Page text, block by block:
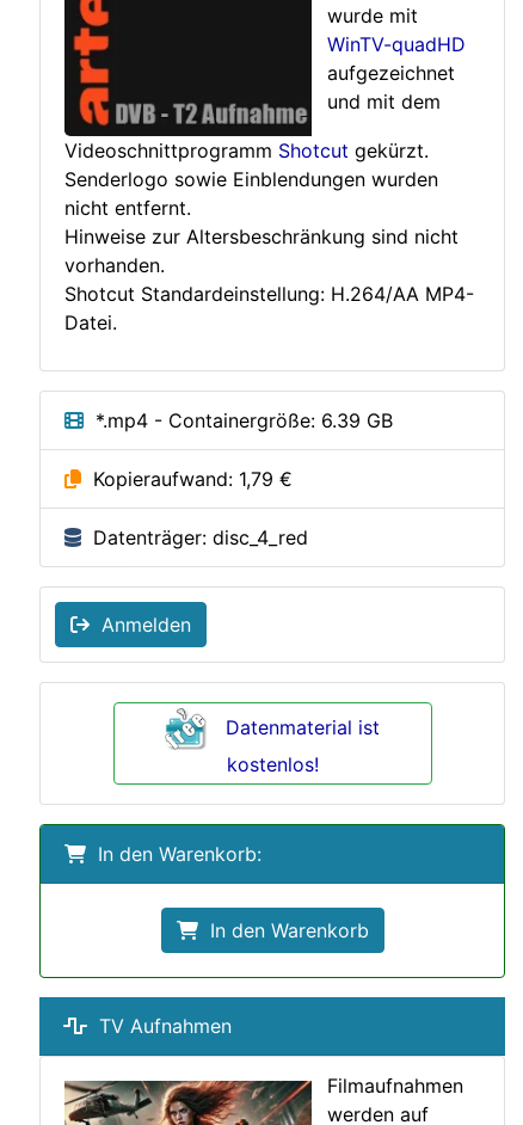
wurde mit
WinTV-quadHD
aufgezeichnet
und mit dem
Videoschnittprogramm Shotcut gekürzt.
Senderlogo sowie Einblendungen wurden
nicht entfernt.
Hinweise zur Altersbeschränkung sind nicht
vorhanden.
Shotcut Standardeinstellung: H.264/AA MP4-
Datei.
*.mp4 - Containergröße: 6.39 GB
Kopieraufwand: 1,79 €
Datenträger: disc_4_red
Anmelden
Datenmaterial ist
kostenlos!
In den Warenkorb:
In den Warenkorb
TV Aufnahmen
Filmaufnahmen
werden auf